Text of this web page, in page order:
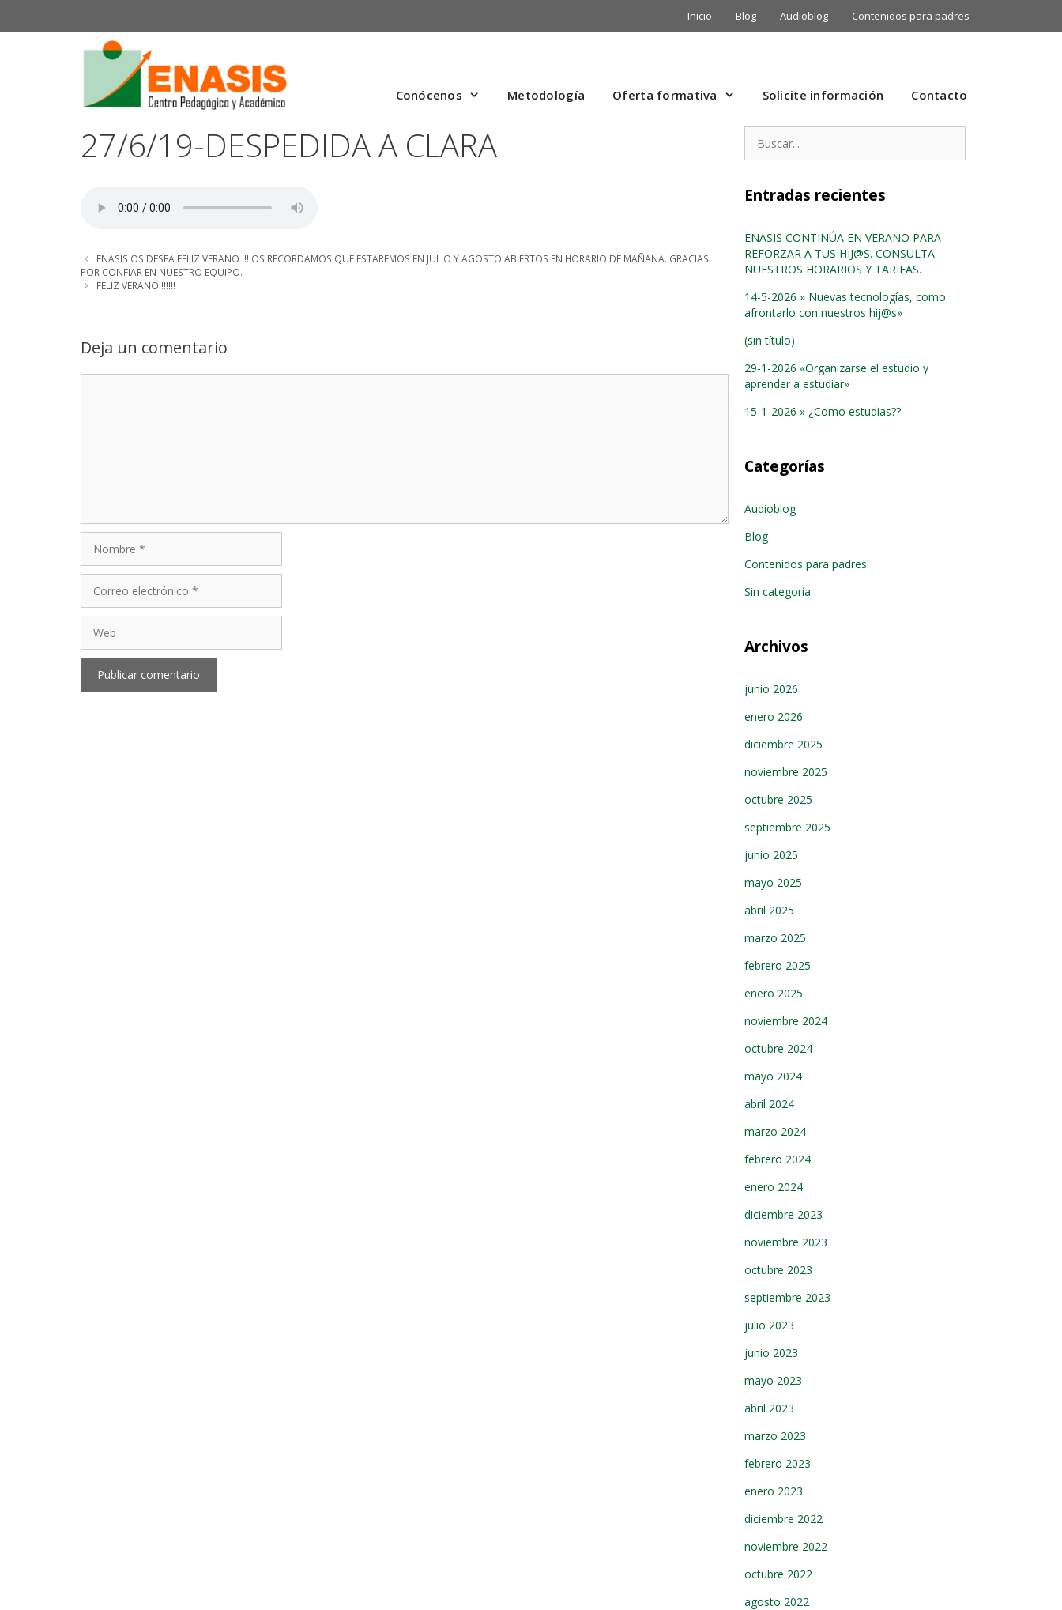
Inicio Blog Audioblog Contenidos para padres
Conócenos Metodología Oferta formativa Solicite información Contacto
27/6/19-DESPEDIDA A CLARA
ENASIS OS DESEA FELIZ VERANO !!! OS RECORDAMOS QUE ESTAREMOS EN JULIO Y AGOSTO ABIERTOS EN HORARIO DE MAÑANA. GRACIAS
POR CONFIAR EN NUESTRO EQUIPO.
FELIZ VERANO!!!!!!!
Deja un comentario
electrónico
Entradas recientes
ENASIS CONTINÚA EN VERANO PARA
REFORZAR A TUS HIJ@S. CONSULTA
NUESTROS HORARIOS Y TARIFAS.
14-5-2026 » Nuevas tecnologías, como
afrontarlo con nuestros hij@s»
(sin título)
29-1-2026 «Organizarse el estudio y
aprender a estudiar»
15-1-2026 » ¿Como estudias??
Categorías
Audioblog
Blog
Contenidos para padres
Sin categoría
Archivos
junio 2026
enero 2026
diciembre 2025
noviembre 2025
octubre 2025
septiembre 2025
junio 2025
mayo 2025
abril 2025
marzo 2025
febrero 2025
enero 2025
noviembre 2024
octubre 2024
mayo 2024
abril 2024
marzo 2024
febrero 2024
enero 2024
diciembre 2023
noviembre 2023
octubre 2023
septiembre 2023
julio 2023
junio 2023
mayo 2023
abril 2023
marzo 2023
febrero 2023
enero 2023
diciembre 2022
noviembre 2022
octubre 2022
agosto 2022